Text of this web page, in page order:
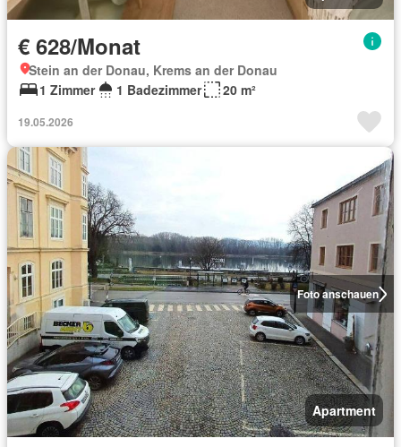
€ 628/Monat
Stein an der Donau, Krems an der Donau
1 Zimmer
1 Badezimmer 20 m²
19.05.2026
Foto anschauen
Apartment